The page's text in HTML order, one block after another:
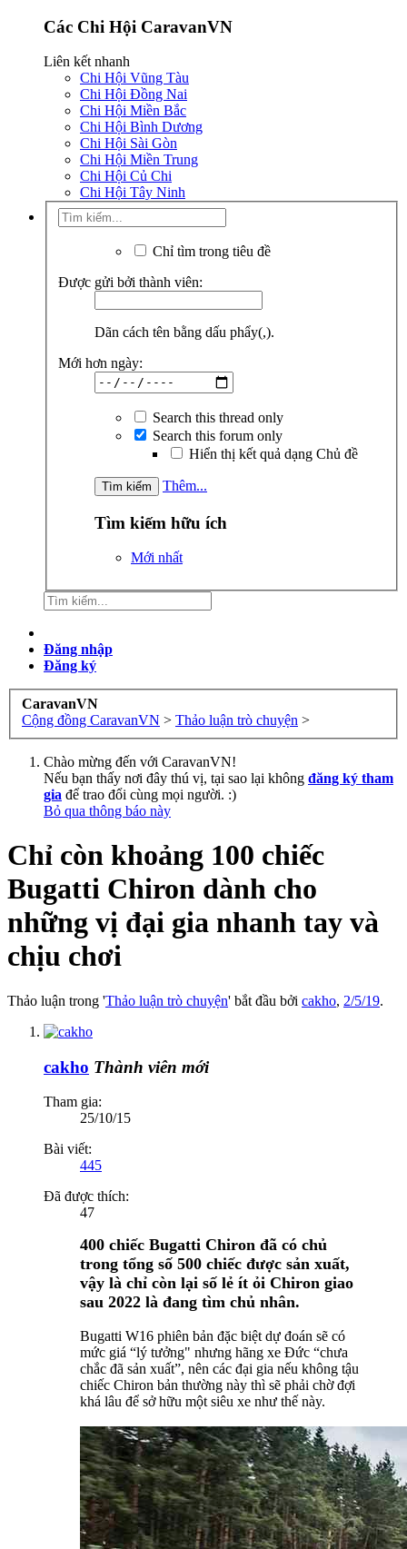
Các Chi Hội CaravanVN
Liên kết nhanh
Chi Hội Vũng Tàu
Chi Hội Đồng Nai
Chi Hội Miền Bắc
Chi Hội Bình Dương
Chi Hội Sài Gòn
Chi Hội Miền Trung
Chi Hội Củ Chi
Chi Hội Tây Ninh
Chỉ tìm trong tiêu đề
Được gửi bởi thành viên:
Dãn cách tên bằng dấu phẩy(,).
Mới hơn ngày:
Search this thread only
Search this forum only
Hiển thị kết quả dạng Chủ đề
Thêm...
Tìm kiếm hữu ích
Mới nhất
Đăng nhập
Đăng ký
CaravanVN
Cộng đồng CaravanVN > Thảo luận trò chuyện >
Chào mừng đến với CaravanVN!
Nếu bạn thấy nơi đây thú vị, tại sao lại không đăng ký tham
gia để trao đổi cùng mọi người. :)
Bỏ qua thông báo này
Chỉ còn khoảng 100 chiếc
Bugatti Chiron dành cho
những vị đại gia nhanh tay và
chịu chơi
Thảo luận trong 'Thảo luận trò chuyện' bắt đầu bởi cakho, 2/5/19.
cakho Thành viên mới
Tham gia:
25/10/15
Bài viết:
445
Đã được thích:
47
400 chiếc Bugatti Chiron đã có chủ
trong tổng số 500 chiếc được sản xuất,
vậy là chỉ còn lại số lẻ ít ỏi Chiron giao
sau 2022 là đang tìm chủ nhân.
Bugatti W16 phiên bản đặc biệt dự đoán sẽ có
mức giá “lý tưởng" nhưng hãng xe Đức “chưa
chắc đã sản xuất”, nên các đại gia nếu không tậu
chiếc Chiron bản thường này thì sẽ phải chờ đợi
khá lâu để sở hữu một siêu xe như thế này.